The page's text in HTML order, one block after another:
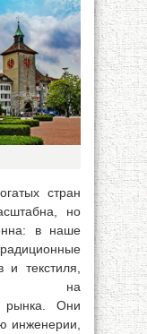
стран
но
в наше
и текстиля,
на
рынка. Они
инженерии,